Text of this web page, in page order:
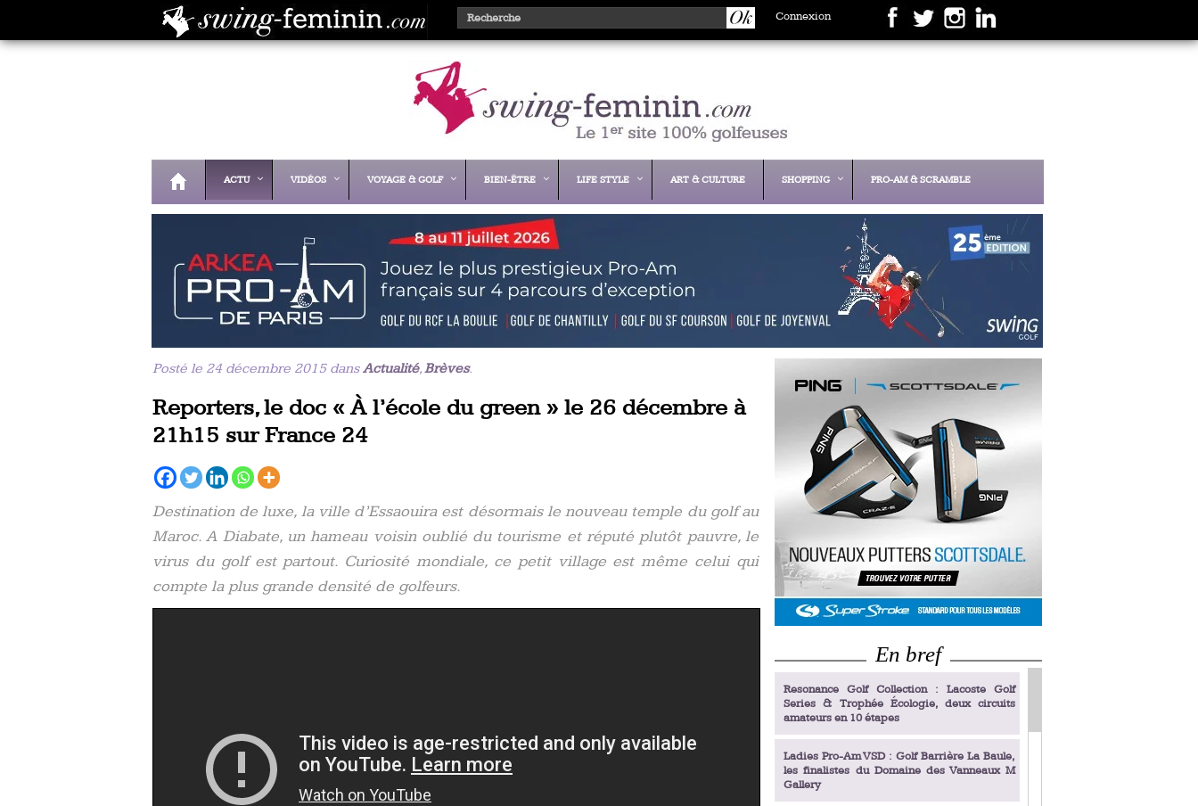
Connexion
ACTU VIDÉOS VOYAGE & GOLF BIEN-ÊTRE LIFE STYLE ART & CULTURE SHOPPING PRO-AM & SCRAMBLE
Posté le 24 décembre 2015 dansActualité,Brèves.
Reporters, le doc « À l’école du green » le 26 décembre à
21h15 sur France 24
Destination de luxe, la ville d’Essaouira est désormais le nouveau temple du golf au
Maroc. A Diabate, un hameau voisin oublié du tourisme et réputé plutôt pauvre, le
virus du golf est partout. Curiosité mondiale, ce petit village est même celui qui
compte la plus grande densité de golfeurs.
En bref
Resonance Golf Collection : Lacoste Golf
Series & Trophée Écologie, deux circuits
amateurs en 10 étapes
Ladies Pro-Am VSD : Golf Barrière La Baule,
les finalistes du Domaine des Vanneaux M
Gallery